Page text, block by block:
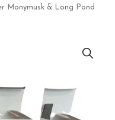
Monymusk & Long Pond